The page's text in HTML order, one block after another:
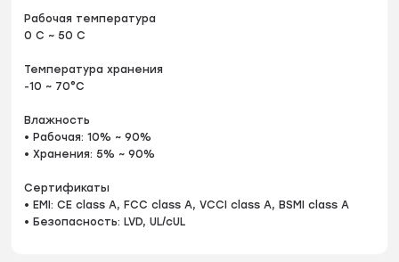
Рабочая температура
0 C ~ 50 C
Температура хранения
-10 ~ 70°C
Влажность
• Рабочая: 10% ~ 90%
• Хранения: 5% ~ 90%
Сертификаты
• EMI: CE class A, FCC class A, VCCI class A, BSMI class A
• Безопасность: LVD, UL/cUL